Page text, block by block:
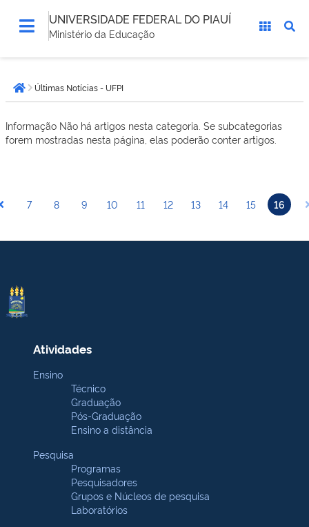
UNIVERSIDADE FEDERAL DO PIAUÍ
Ministério da Educação
está
aqui:Página inicial
Últimas Notícias - UFPI
Informação Não há artigos nesta categoria. Se subcategorias
forem mostradas nesta página, elas poderão conter artigos.
7 8 9 10 11 12 13 14 15 16
Atividades
Ensino
Técnico
Graduação
Pós-Graduação
Ensino a distância
Pesquisa
Programas
Pesquisadores
Grupos e Núcleos de pesquisa
Laboratórios